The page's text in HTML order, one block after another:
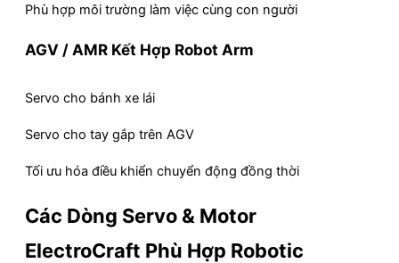
Phù hợp môi trường làm việc cùng con người
AGV / AMR Kết Hợp Robot Arm
Servo cho bánh xe lái
Servo cho tay gắp trên AGV
Tối ưu hóa điều khiển chuyển động đồng thời
Các Dòng Servo & Motor
ElectroCraft Phù Hợp Robotic